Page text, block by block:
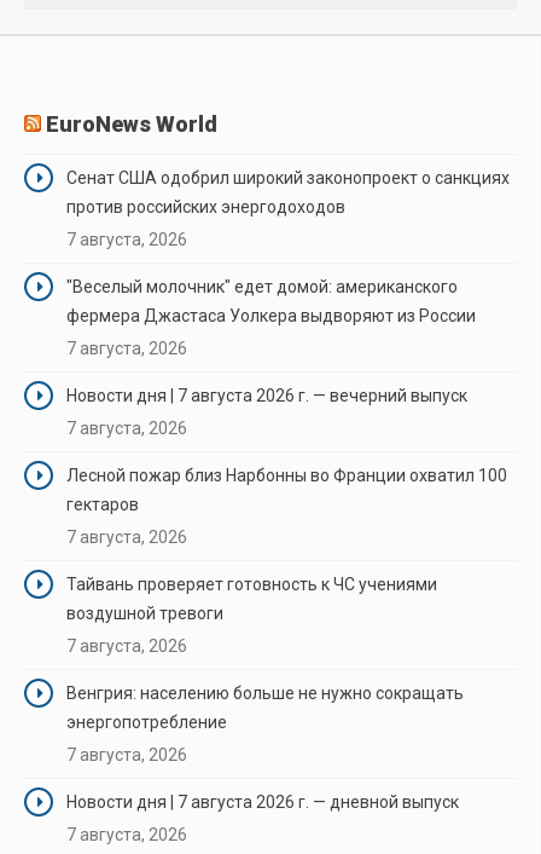
EuroNews World
Сенат США одобрил широкий законопроект о санкциях
против российских энергодоходов
7 августа, 2026
"Веселый молочник" едет домой: американского
фермера Джастаса Уолкера выдворяют из России
7 августа, 2026
Новости дня | 7 августа 2026 г. — вечерний выпуск
7 августа, 2026
Лесной пожар близ Нарбонны во Франции охватил 100
гектаров
7 августа, 2026
Тайвань проверяет готовность к ЧС учениями
воздушной тревоги
7 августа, 2026
Венгрия: населению больше не нужно сокращать
энергопотребление
7 августа, 2026
Новости дня | 7 августа 2026 г. — дневной выпуск
7 августа, 2026